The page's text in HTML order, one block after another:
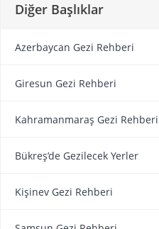
Diğer Başlıklar
Azerbaycan Gezi Rehberi
Giresun Gezi Rehberi
Kahramanmaraş Gezi Rehberi
Bükreş’de Gezilecek Yerler
Kişinev Gezi Rehberi